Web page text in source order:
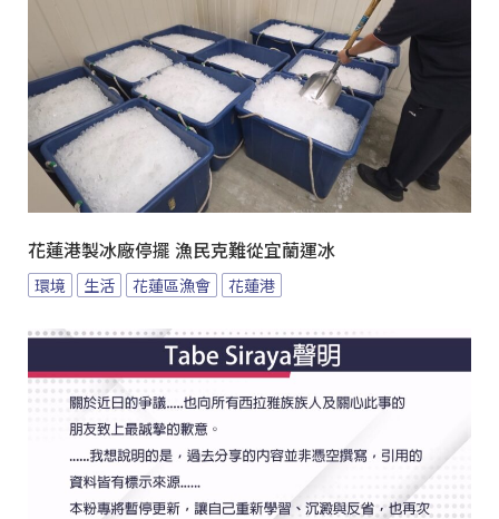
花蓮港製冰廠停擺 漁民克難從宜蘭運冰
環境 生活 花蓮區漁會 花蓮港